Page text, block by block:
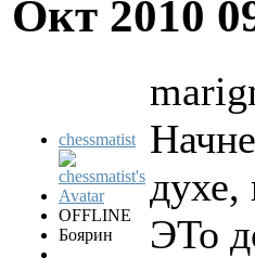
Окт 2010
chessmatist
OFFLINE
Боярин
духе,
ЭТо